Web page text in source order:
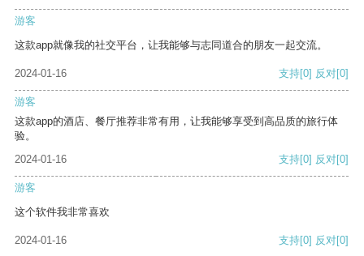
游客
这款app就像我的社交平台，让我能够与志同道合的朋友一起交流。
2024-01-16 支持[0] 反对[0]
游客
这款app的酒店、餐厅推荐非常有用，让我能够享受到高品质的旅行体
验。
2024-01-16
支持[0] 反对[0]
游客
这个软件我非常喜欢
2024-01-16 支持[0] 反对[0]